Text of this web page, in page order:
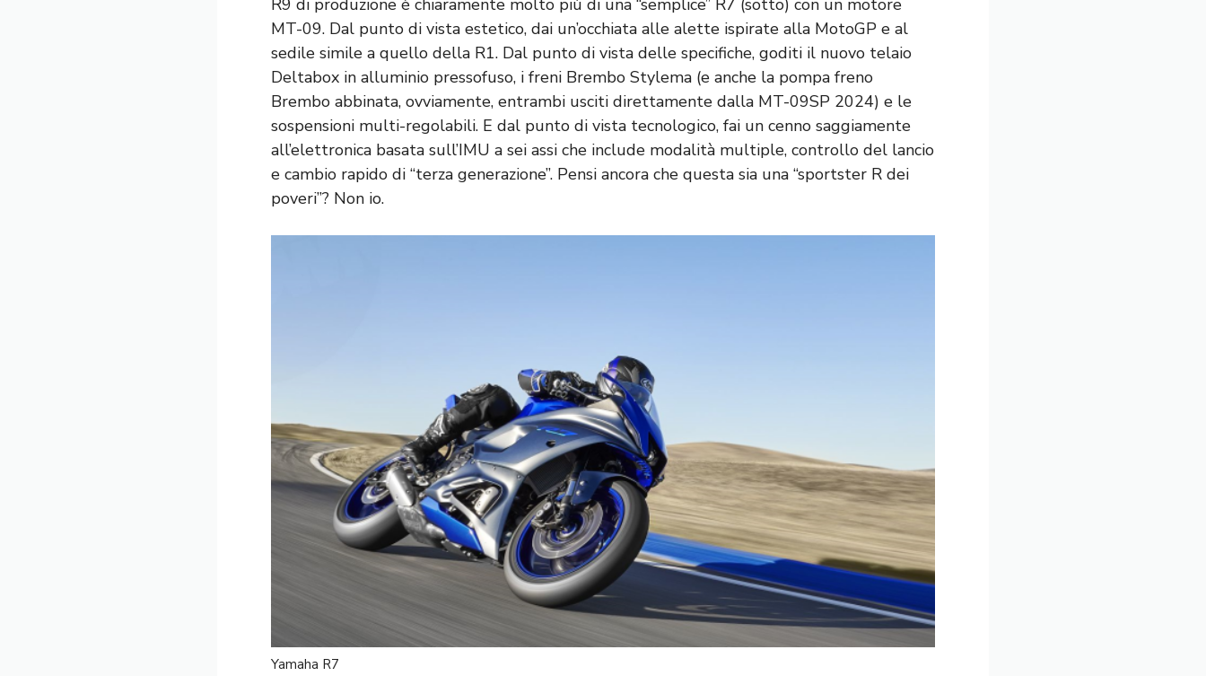
R9 di produzione è chiaramente molto più di una “semplice” R7 (sotto) con un motore
MT-09. Dal punto di vista estetico, dai un’occhiata alle alette ispirate alla MotoGP e al
sedile simile a quello della R1. Dal punto di vista delle specifiche, goditi il ​​nuovo telaio
Deltabox in alluminio pressofuso, i freni Brembo Stylema (e anche la pompa freno
Brembo abbinata, ovviamente, entrambi usciti direttamente dalla MT-09SP 2024) e le
sospensioni multi-regolabili. E dal punto di vista tecnologico, fai un cenno saggiamente
all’elettronica basata sull’IMU a sei assi che include modalità multiple, controllo del lancio
e cambio rapido di “terza generazione”. Pensi ancora che questa sia una “sportster R dei
poveri”? Non io.
Yamaha R7